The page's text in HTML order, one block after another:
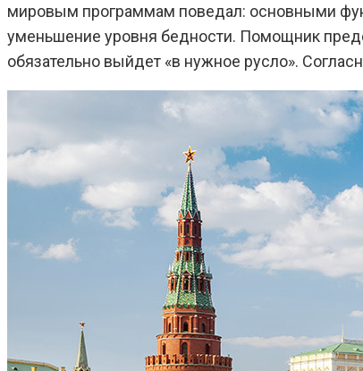
мировым программам поведал: основными
уменьшение уровня бедности. Помощник
обязательно выйдет «в нужное русло».